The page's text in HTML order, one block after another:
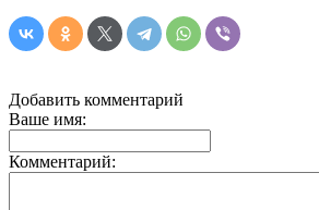
Добавить комментарий
Ваше имя:
Комментарий: